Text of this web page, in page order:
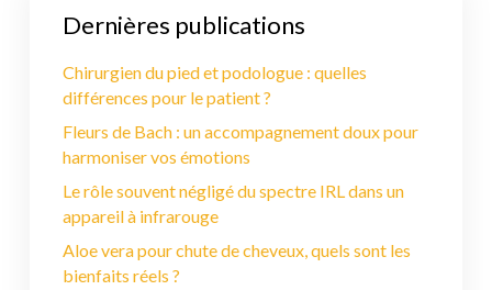
Dernières publications
Chirurgien du pied et podologue : quelles
différences pour le patient ?
Fleurs de Bach : un accompagnement doux pour
harmoniser vos émotions
Le rôle souvent négligé du spectre IRL dans un
appareil à infrarouge
Aloe vera pour chute de cheveux, quels sont les
bienfaits réels ?